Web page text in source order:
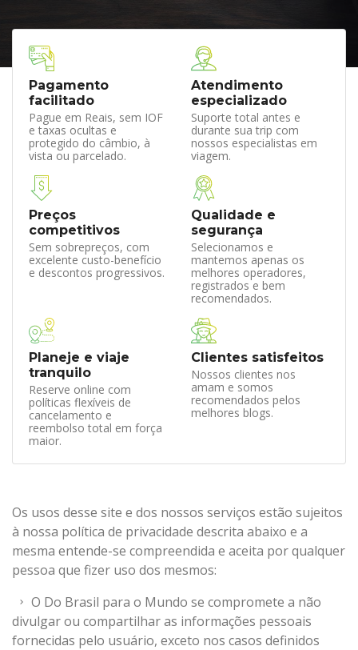
Pagamento
facilitado
Pague em Reais, sem IOF
e taxas ocultas e
protegido do câmbio, à
vista ou parcelado.
Atendimento
especializado
Suporte total antes e
durante sua trip com
nossos especialistas em
viagem.
Preços
competitivos
Sem sobrepreços, com
excelente custo-benefício
e descontos progressivos.
Qualidade e
segurança
Selecionamos e
mantemos apenas os
melhores operadores,
registrados e bem
recomendados.
Planeje e viaje
tranquilo
Reserve online com
políticas flexíveis de
cancelamento e
reembolso total em força
maior.
Clientes satisfeitos
Nossos clientes nos
amam e somos
recomendados pelos
melhores blogs.
Os usos desse site e dos nossos serviços estão sujeitos
à nossa política de privacidade descrita abaixo e a
mesma entende-se compreendida e aceita por qualquer
pessoa que fizer uso dos mesmos:
O Do Brasil para o Mundo se compromete a não
divulgar ou compartilhar as informações pessoais
fornecidas pelo usuário, exceto nos casos definidos